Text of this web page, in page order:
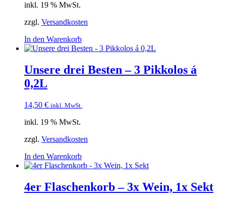
inkl. 19 % MwSt.
zzgl. Versandkosten
In den Warenkorb
Unsere drei Besten – 3 Pikkolos á
0,2L
14,50 € inkl. MwSt.
inkl. 19 % MwSt.
zzgl. Versandkosten
In den Warenkorb
4er Flaschenkorb – 3x Wein, 1x Sekt